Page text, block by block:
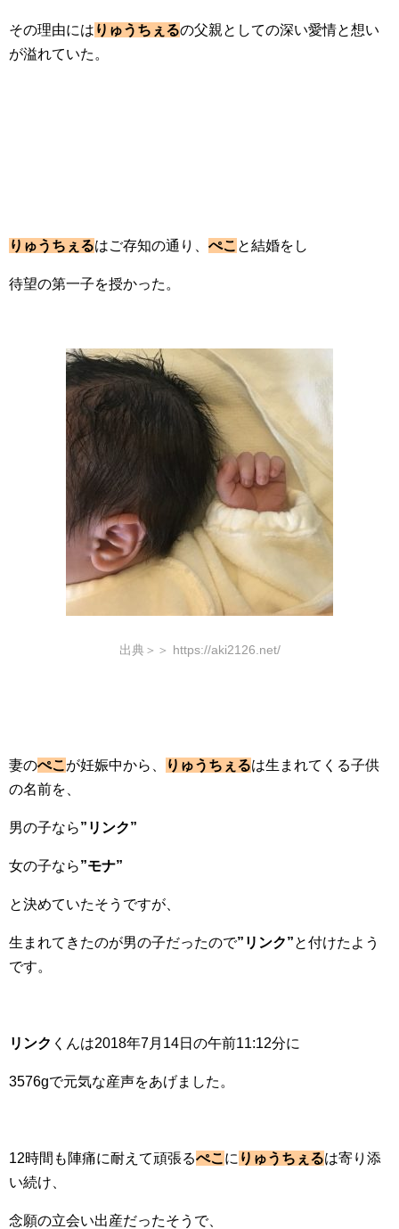
その理由には りゅうちぇるの父親としての深い愛情と想い
が溢れていた。
りゅうちぇるはご存知の通り、 ぺこ と結婚をし
待望の第一子を授かった。
出典＞＞ https://aki2126.net/
妻のぺこ が妊娠中から、 りゅうちぇるは生まれてくる子供
の名前を、
男の子なら”リンク”
女の子なら”モナ”
と決めていたそうですが、
生まれてきたのが男の子だったので”リンク”と付けたよう
です。
リンク くんは2018年7月14日の午前11:12分に
3576gで元気な産声をあげました。
12時間も陣痛に耐えて頑張るぺこ に りゅうちぇるは寄り添
い続け、
念願の立会い出産だったそうで、